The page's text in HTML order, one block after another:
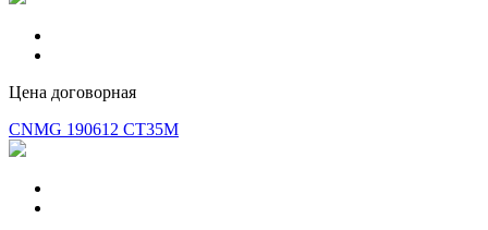
Цена договорная
CNMG 190612 CT35M